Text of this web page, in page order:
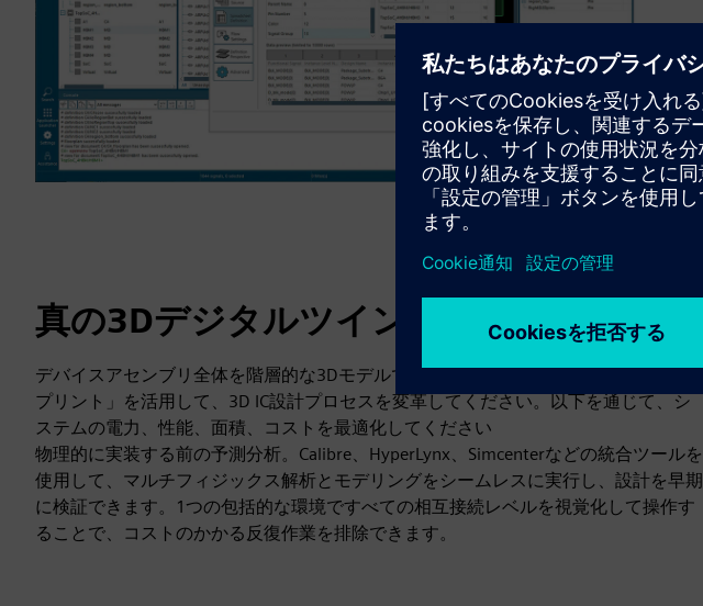
真の3Dデジタルツイン
デバイスアセンブリ全体を階層的な3Dモデルで表す完全なデジタルツイン「ブルー
プリント」を活用して、3D IC設計プロセスを変革してください。以下を通じて、シ
ステムの電力、性能、面積、コストを最適化してください
物理的に実装する前の予測分析。Calibre、HyperLynx、Simcenterなどの統合ツールを
使用して、マルチフィジックス解析とモデリングをシームレスに実行し、設計を早期
に検証できます。1つの包括的な環境ですべての相互接続レベルを視覚化して操作す
ることで、コストのかかる反復作業を排除できます。